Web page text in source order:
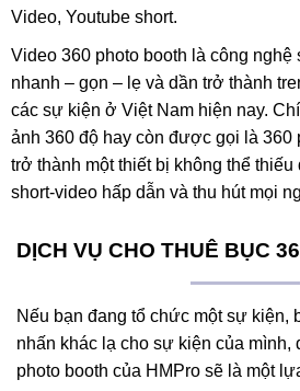
Video, Youtube short.
Video 360 photo booth là công nghệ
nhanh – gọn – lẹ và dần trở thành
các sự kiện ở Việt Nam hiện nay.
ảnh 360 độ hay còn được gọi là 360
trở thành một thiết bị không thể thiếu
short-video hấp dẫn và thu hút mọi
DỊCH VỤ CHO THUÊ BỤC
Nếu bạn đang tổ chức một sự kiện,
nhấn khác lạ cho sự kiện của mình,
photo booth của HMPro sẽ là một